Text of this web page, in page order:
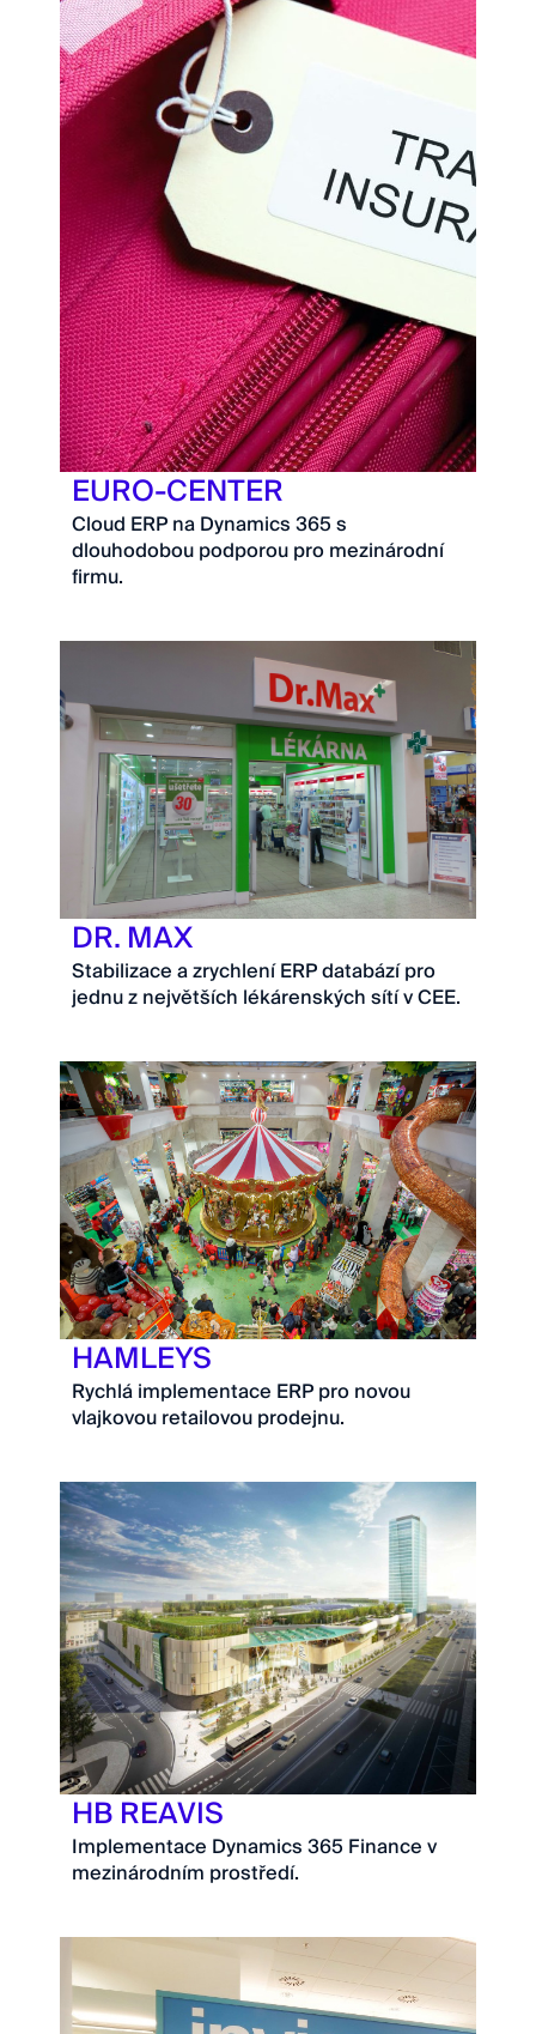
EURO-CENTER
Cloud ERP na Dynamics 365 s
dlouhodobou podporou pro mezinárodní
firmu.
DR. MAX
Stabilizace a zrychlení ERP databází pro
jednu z největších lékárenských sítí v CEE.
HAMLEYS
Rychlá implementace ERP pro novou
vlajkovou retailovou prodejnu.
HB REAVIS
Implementace Dynamics 365 Finance v
mezinárodním prostředí.